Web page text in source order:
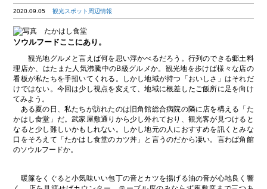
2020.09.05観光スポット周辺情報
ソウルフードここにあり。
観光地グルメと言えば何を思い浮かべるだろう。行列のできる郷土料
理店か、はたまた人気沸騰中のB級グルメか。観光地を歩けば様々な店の
看板が私たちを手招いてくれる。しかし地域が持つ「おいしさ」はそれだ
けではない。今回は少し視点を変えて、地域に根差したご飯所に足を向け
てみよう。
ある夏の日、私たちが訪れたのは旧角館総合病院の隣に店を構える「た
かはし食堂」だ。武家屋敷通りから少し外れており、観光客が見つけると
なると少し難しいかもしれない。しかし地元の人におすすめを訊くとみな
口をそろえて「たかはし食堂のカツ丼」と言うのだから凄い。言わば角館
のソウルフードか。
暖簾をくぐると小気味いい包丁の音とカツを揚げる油の音が心地良く響